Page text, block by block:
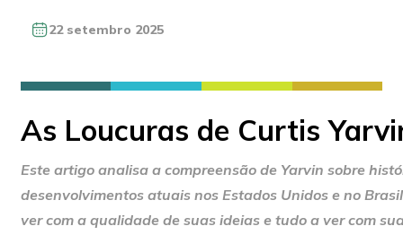
22 setembro 2025
As Loucuras de Curtis
Este artigo analisa a compreensão de Yarvin sobre
desenvolvimentos atuais nos Estados Unidos e no
ver com a qualidade de suas ideias e tudo a ver com